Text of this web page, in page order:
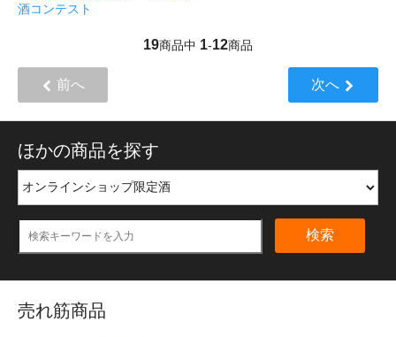
酒コンテスト
19商品中 1-12商品
前へ 次へ
ほかの商品を探す
検索
売れ筋商品